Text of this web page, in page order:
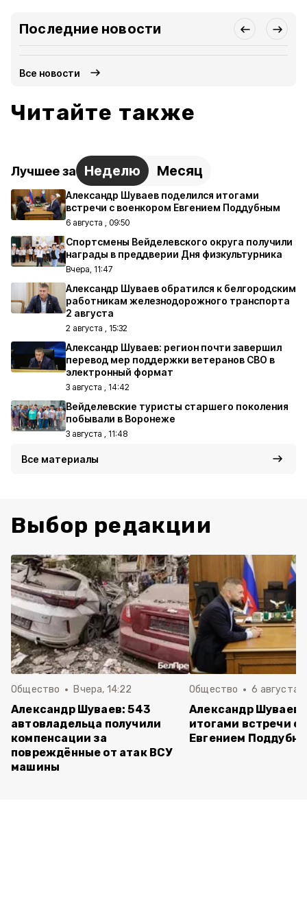
Последние новости
Все новости
Читайте также
Лучшее за Неделю Месяц
Александр Шуваев поделился итогами
встречи с военкором Евгением Поддубным
6 августа , 09:50
Спортсмены Вейделевского округа получили
награды в преддверии Дня физкультурника
Вчера, 11:47
Александр Шуваев обратился к белгородским
работникам железнодорожного транспорта
2 августа
2 августа , 15:32
Александр Шуваев: регион почти завершил
перевод мер поддержки ветеранов СВО в
электронный формат
3 августа , 14:42
Вейделевские туристы старшего поколения
побывали в Воронеже
3 августа , 11:48
Все материалы
Выбор редакции
Общество Вчера, 14:22
Александр Шуваев: 543
автовладельца получили
компенсации за
повреждённые от атак ВСУ
машины
Общество 6 августа ,
Александр Шуваев
итогами встречи с
Евгением